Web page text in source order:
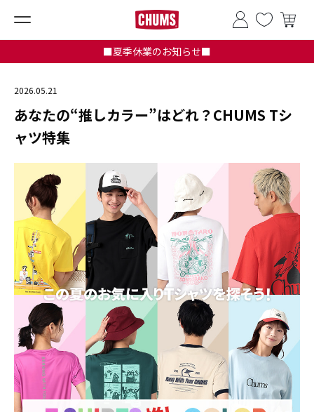
■夏季休業のお知らせ■
2026.05.21
あなたの“推しカラー”はどれ？CHUMS Tシ
ャツ特集